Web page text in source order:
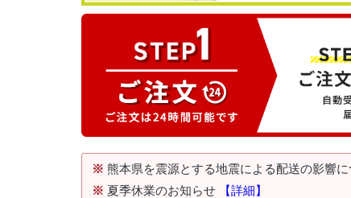
※ 熊本県を震源とする地震による配送の影響に
※ 夏季休業のお知らせ
【詳細】